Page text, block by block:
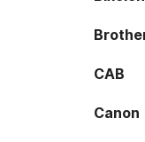
CAB
Canon